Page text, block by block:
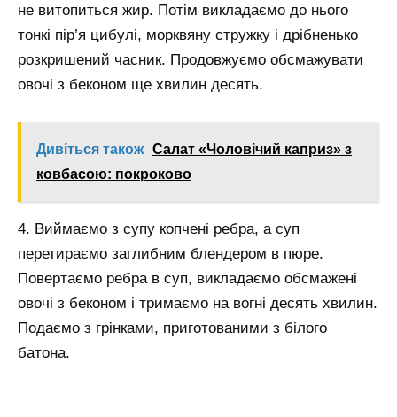
не витопиться жир. Потім викладаємо до нього
тонкі пір’я цибулі, морквяну стружку і дрібненько
розкришений часник. Продовжуємо обсмажувати
овочі з беконом ще хвилин десять.
Дивіться також Салат «Чоловічий каприз» з
ковбасою: покроково
4. Виймаємо з супу копчені ребра, а суп
перетираємо заглибним блендером в пюре.
Повертаємо ребра в суп, викладаємо обсмажені
овочі з беконом і тримаємо на вогні десять хвилин.
Подаємо з грінками, приготованими з білого
батона.